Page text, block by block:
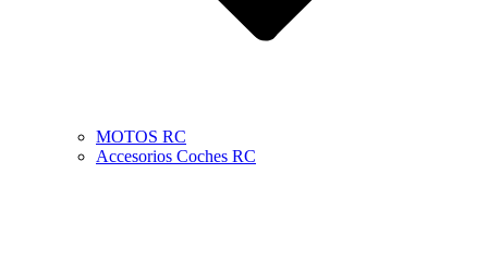
MOTOS RC
Accesorios Coches RC